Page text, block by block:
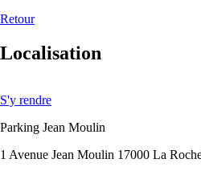
Retour
Localisation
S'y rendre
Parking Jean Moulin
1 Avenue Jean Moulin 17000 La